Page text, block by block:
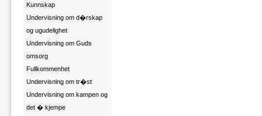
Kunnskap
Undervisning om d�rskap
og ugudelighet
Undervisning om Guds
omsorg
Fullkommenhet
Undervisning om tr�st
Undervisning om kampen og
det � kjempe